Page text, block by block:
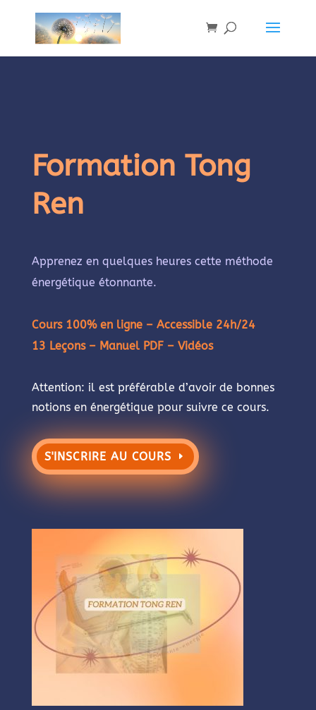
Formation Tong
Ren
Apprenez en quelques heures cette méthode
énergétique étonnante.
Cours 100% en ligne – Accessible 24h/24
13 Leçons – Manuel PDF – Vidéos
Attention: il est préférable d’avoir de bonnes
notions en énergétique pour suivre ce cours.
S'INSCRIRE AU COURS